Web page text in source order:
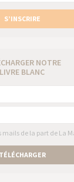
S’INSCRIRE
NOTRE
LIVRE BLANC
mails de la part de La
TÉLÉCHARGER